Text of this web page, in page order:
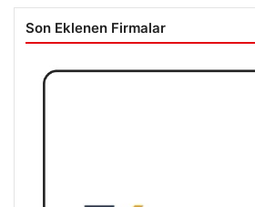
Son Eklenen Firmalar